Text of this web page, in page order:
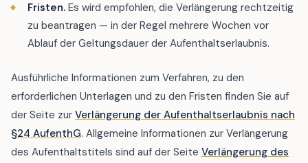
Fristen. Es wird empfohlen, die Verlängerung rechtzeitig
zu beantragen — in der Regel mehrere Wochen vor
Ablauf der Geltungsdauer der Aufenthaltserlaubnis.
Ausführliche Informationen zum Verfahren, zu den
erforderlichen Unterlagen und zu den Fristen finden Sie auf
der Seite zur Verlängerung der Aufenthaltserlaubnis nach
§24 AufenthG. Allgemeine Informationen zur Verlängerung
des Aufenthaltstitels sind auf der Seite Verlängerung des